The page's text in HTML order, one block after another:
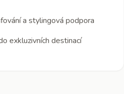
a stylingová podpora
exkluzivních destinací